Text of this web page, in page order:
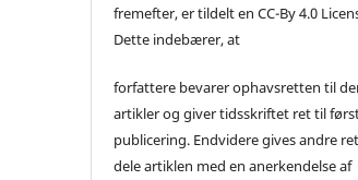
fremefter, er tildelt en CC-By 4.0
Dette indebærer, at
forfattere bevarer ophavsretten til
artikler og giver tidsskriftet ret til
publicering. Endvidere gives andre
dele artiklen med en anerkendelse af